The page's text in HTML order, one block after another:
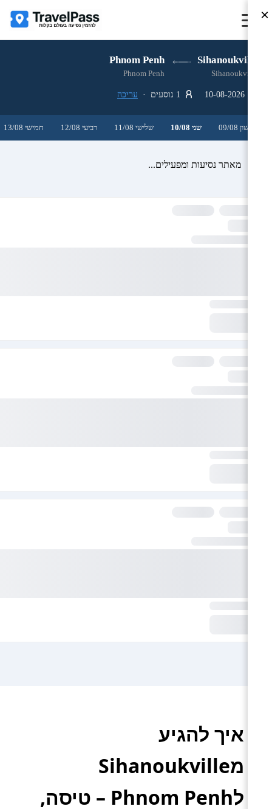
Sihanoukville
Phnom Penh
Sihanoukville
Phnom Penh
עריכה
ראשון 09/08 שני 10/08 שלישי 11/08 רביעי 12/08 חמישי 13/08
מאתר נסיעות ומפעילים...
איך להגיע
מSihanoukville
לPhnom Penh – טיסה,
×